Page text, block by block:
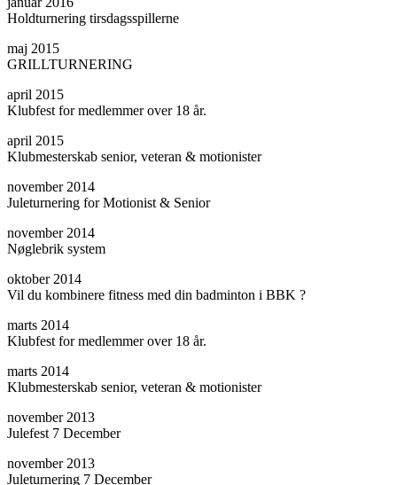
Holdturnering tirsdagsspillerne
maj 2015
GRILLTURNERING
april 2015
Klubfest for medlemmer over 18 år.
april 2015
Klubmesterskab senior, veteran & motionister
november 2014
Juleturnering for Motionist & Senior
november 2014
Nøglebrik system
oktober 2014
Vil du kombinere fitness med din badminton i BBK ?
marts 2014
Klubfest for medlemmer over 18 år.
marts 2014
Klubmesterskab senior, veteran & motionister
november 2013
Julefest 7 December
november 2013
Juleturnering 7 December